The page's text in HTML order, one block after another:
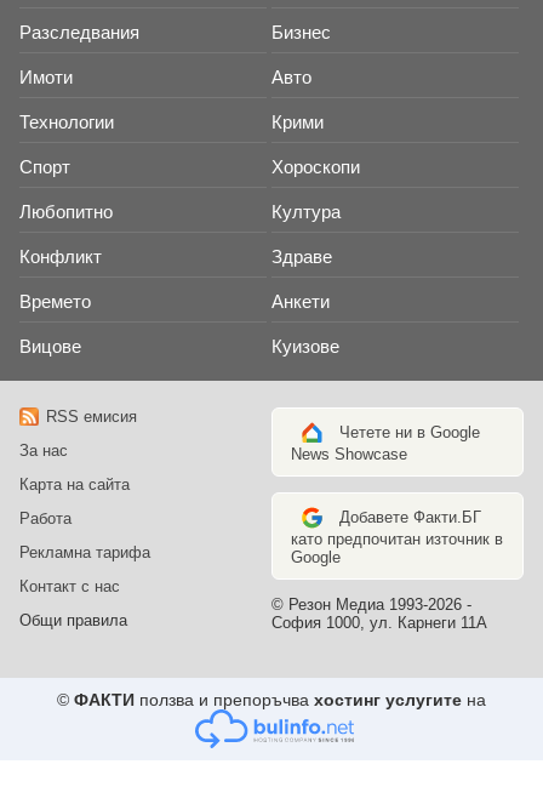
Разследвания Бизнес
Имоти Авто
Технологии Крими
Спорт Хороскопи
Любопитно Култура
Конфликт Здраве
Времето Анкети
Вицове Куизове
RSS емисия
За нас
Карта на сайта
Работа
Рекламна тарифа
Контакт с нас
Общи правила
Четете ни в Google
News Showcase
Добавете Факти.БГ
като предпочитан източник в
Google
© Резон Медиа 1993-2026 -
София 1000, ул. Карнеги 11А
© ФАКТИ ползва и препоръчва хостинг услугите на